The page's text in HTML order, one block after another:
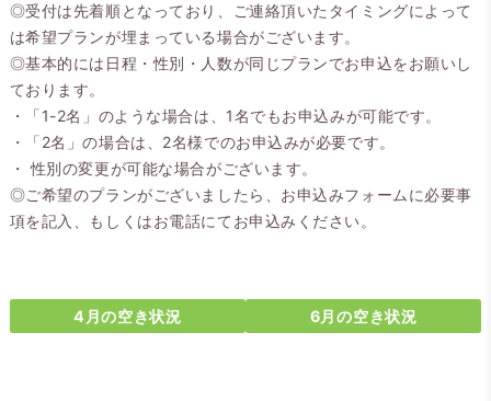
◎受付は先着順となっており、ご連絡頂いたタイミングによって
は希望プランが埋まっている場合がございます。
◎基本的には日程・性別・人数が同じプランでお申込をお願いし
ております。
・「1-2名」のような場合は、1名でもお申込みが可能です。
・「2名」の場合は、2名様でのお申込みが必要です。
・ 性別の変更が可能な場合がございます。
◎ご希望のプランがございましたら、お申込みフォームに必要事
項を記入、もしくはお電話にてお申込みください。
4月の空き状況 6月の空き状況